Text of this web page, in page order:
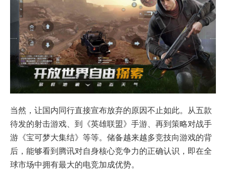
当然，让国内同行直接宣布放弃的原因不止如此。从五款
待发的射击游戏、到《英雄联盟》手游、再到策略对战手
游《宝可梦大集结》等等。储备越来越多竞技向游戏的背
后，能够看到腾讯对自身核心竞争力的正确认识，即在全
球市场中拥有最大的电竞加成优势。